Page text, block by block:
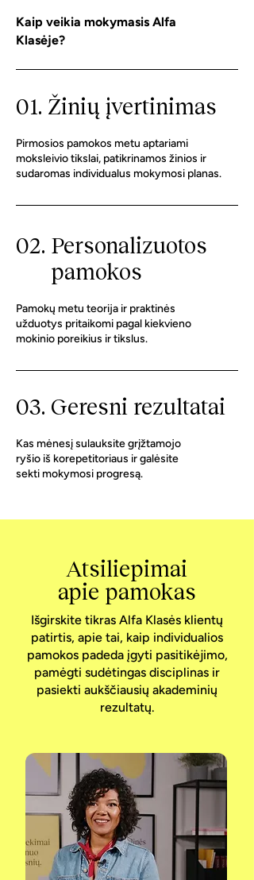
Kaip veikia mokymasis Alfa
Klasėje?
01. Žinių įvertinimas
Pirmosios pamokos metu aptariami
moksleivio tikslai, patikrinamos žinios ir
sudaromas individualus mokymosi planas.
02. Personalizuotos
pamokos
Pamokų metu teorija ir praktinės
užduotys pritaikomi pagal kiekvieno
mokinio poreikius ir tikslus.
03. Geresni rezultatai
Kas mėnesį sulauksite grįžtamojo
ryšio iš korepetitoriaus ir galėsite
sekti mokymosi progresą.
Atsiliepimai
apie pamokas
Išgirskite tikras Alfa Klasės klientų
patirtis, apie tai, kaip individualios
pamokos padeda įgyti pasitikėjimo,
pamėgti sudėtingas disciplinas ir
pasiekti aukščiausių akademinių
rezultatų.